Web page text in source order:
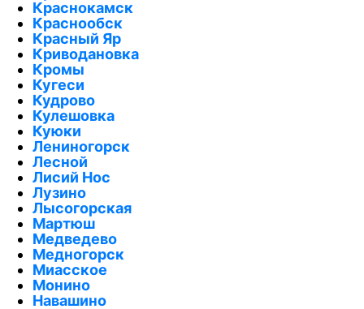
Краснокамск
Краснообск
Красный Яр
Криводановка
Кромы
Кугеси
Кудрово
Кулешовка
Куюки
Лениногорск
Лесной
Лисий Нос
Лузино
Лысогорская
Мартюш
Медведево
Медногорск
Миасское
Монино
Навашино